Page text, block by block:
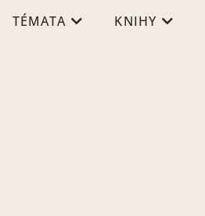
TÉMATA KNIHY